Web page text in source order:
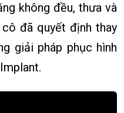
không đều, thưa và
đã quyết định thay
giải pháp phục hình